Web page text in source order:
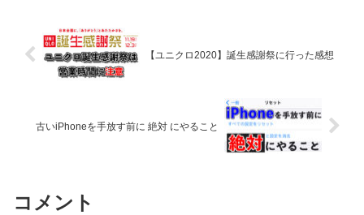
【ユニクロ2020】誕生感謝祭に行った感想
古いiPhoneを手放す前に 絶対 にやること
コメント